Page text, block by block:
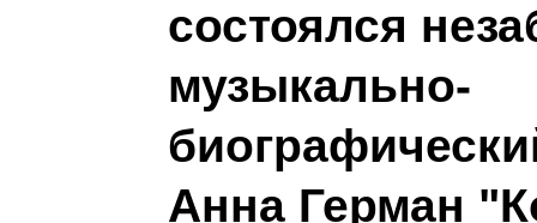
состоялся
музыкально-
Анна Герман